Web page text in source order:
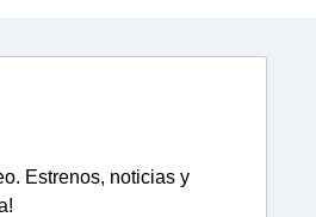
Estrenos, noticias y